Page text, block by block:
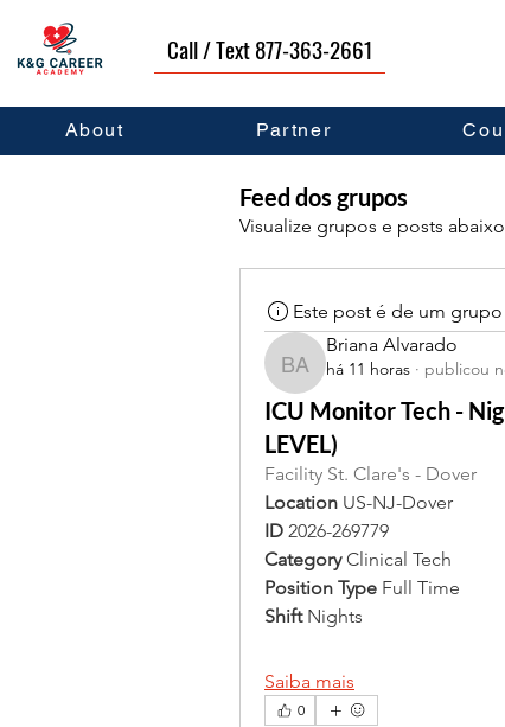
Call / Text 877-363-2661
About Partner
Feed dos grupos
Visualize grupos e posts
Este post é de um
Briana Alvarado
Briana Alvarado
há 11 horas · publicou
ICU Monitor Tech -
LEVEL)
Facility St. Clare's - Dover
Location US-NJ-Dover
ID 2026-269779
Category Clinical Tech
Position Type Full Time
Shift Nights
Saiba mais
0